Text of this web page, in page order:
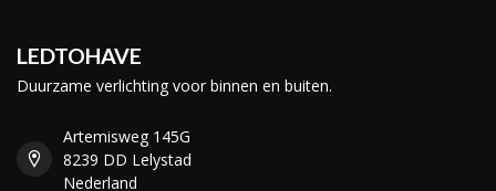
LEDTOHAVE
Duurzame verlichting voor binnen en buiten.
Artemisweg 145G
8239 DD Lelystad
Nederland